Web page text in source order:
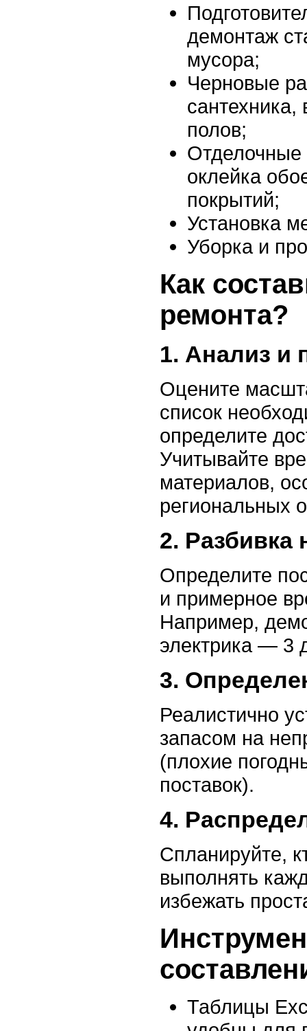
демонтаж
мусора;
Черновые
сантехника,
полов;
оклейка
покрытий;
Установка
Уборка и
Как
ремонта?
1. Анализ и
Оцените
список
определите
Учитывайте
материалов,
региональных
2. Разбивка
Определите
и примерное
Например,
электрика — 3
3.
Реалистично
запасом на
(плохие
поставок).
4.
Спланируйте,
выполнять
избежать
Таблицы